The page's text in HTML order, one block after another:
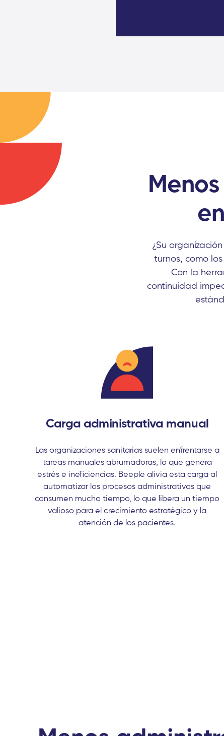
¿Su
turnos, como
Con la
continuidad
Carga administrativa manual
Las organizaciones sanitarias suelen enfrentarse a
tareas manuales abrumadoras, lo que genera
estrés e ineficiencias. Beeple alivia esta carga al
automatizar los procesos administrativos que
consumen mucho tiempo, lo que libera un tiempo
valioso para el crecimiento estratégico y la
atención de los pacientes.